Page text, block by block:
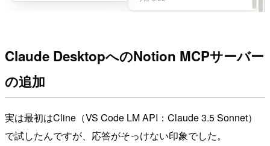
Claude DesktopへのNotion MCPサーバー
の追加
実は最初はCline（VS Code LM API：Claude 3.5 Sonnet）
で試したんですが、応答がそっけない印象でした。